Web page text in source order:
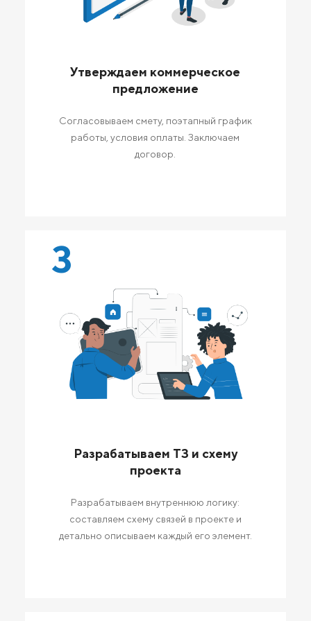
Утверждаем коммерческое
предложение
Согласовываем смету, поэтапный график
работы, условия оплаты. Заключаем
договор.
3
Разрабатываем ТЗ и схему
проекта
Разрабатываем внутреннюю логику:
составляем схему связей в проекте и
детально описываем каждый его элемент.